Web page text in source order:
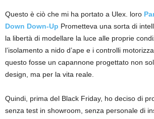
Questo è ciò che mi ha portato a Ulex. loro
Down Down-Up Prometteva una sorta di
la libertà di modellare la luce alle proprie
l’isolamento a nido d’ape e i controlli
questo fosse un capannone progettato non
design, ma per la vita reale.
Quindi, prima del Black Friday, ho deciso di
senza test in showroom, senza personale di